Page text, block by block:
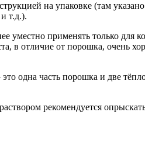
на упаковке (там
т.д.).
уместно применять только для
в отличие от порошка, очень
одна часть порошка и две
рекомендуется